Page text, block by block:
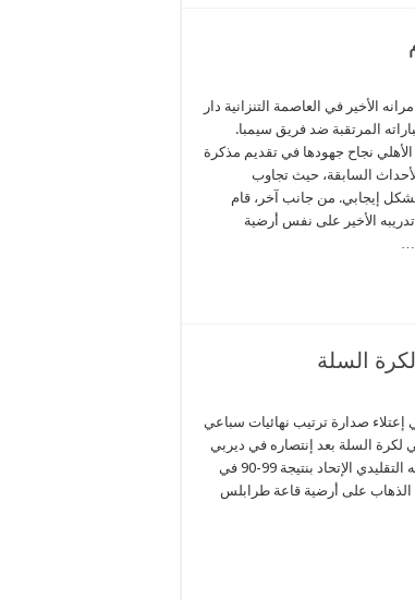
الأخير في العاصمة التنزانية دار
المرتقبة ضد فريق سيمبا.
الأهلي نجاح جهودها في تقديم مذكرة
السابقة، حيث تجاوب
إيجابي. من جانب آخر، قام
الأخير على نفس أرضية
…
السلة
إعتلاء صدارة ترتيب نهائيات سباعي
لكرة السلة بعد إنتصاره في ديربي
طرابلس على غريمه التقليدي الإتحاد بنتيجة 99-90 في
الذهاب على أرضية قاعة طرابلس